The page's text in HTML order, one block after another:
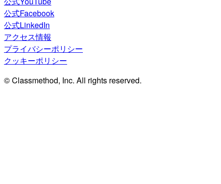
公式Facebook
公式LinkedIn
アクセス情報
プライバシーポリシー
クッキーポリシー
© Classmethod, Inc. All rights reserved.